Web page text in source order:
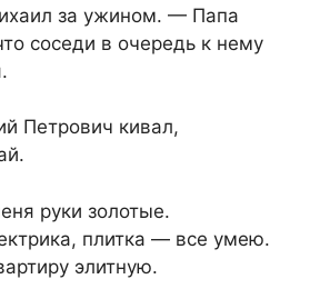
за ужином. — Папа
соседи в очередь к нему
Петрович кивал,
руки золотые.
плитка — все умею.
элитную.